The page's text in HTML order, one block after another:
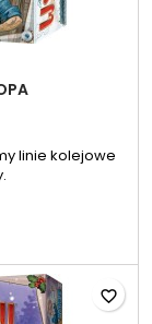
linie kolejowe
favorite_border